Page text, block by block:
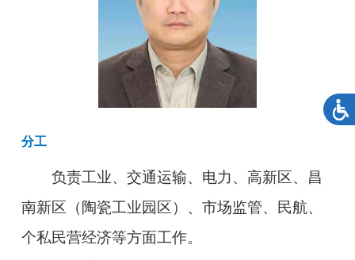
分工
负责工业、交通运输、电力、高新区、昌
南新区（陶瓷工业园区）、市场监管、民航、
个私民营经济等方面工作。